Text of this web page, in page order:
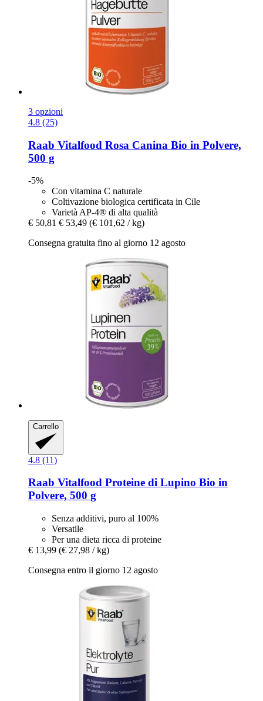
3 opzioni
4.8 (25)
Raab Vitalfood Rosa Canina Bio in Polvere,
500 g
-5%
Con vitamina C naturale
Coltivazione biologica certificata in Cile
Varietà AP-4® di alta qualità
€ 50,81 € 53,49 (€ 101,62 / kg)
Consegna gratuita fino al giorno 12 agosto
Carrello
4.8 (11)
Raab Vitalfood Proteine di Lupino Bio in
Polvere, 500 g
Senza additivi, puro al 100%
Versatile
Per una dieta ricca di proteine
€ 13,99 (€ 27,98 / kg)
Consegna entro il giorno 12 agosto